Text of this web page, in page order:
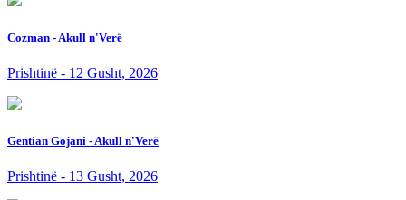
Cozman - Akull n'Verë
Prishtinë - 12 Gusht, 2026
Gentian Gojani - Akull n'Verë
Prishtinë - 13 Gusht, 2026